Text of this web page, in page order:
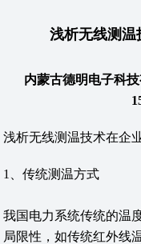
浅析无线测温
内蒙古德明电子科
浅析无线测温技术在企
1、传统测温方式
我国电力系统传统的温
局限性，如传统红外线